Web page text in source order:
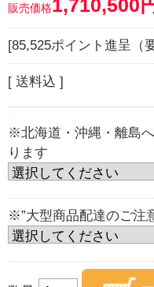
販売価格1,710,500
[85,525ポイント進呈（
[ 送料込 ]
※北海道・沖縄・離島
ります
※”大型商品配達のご注